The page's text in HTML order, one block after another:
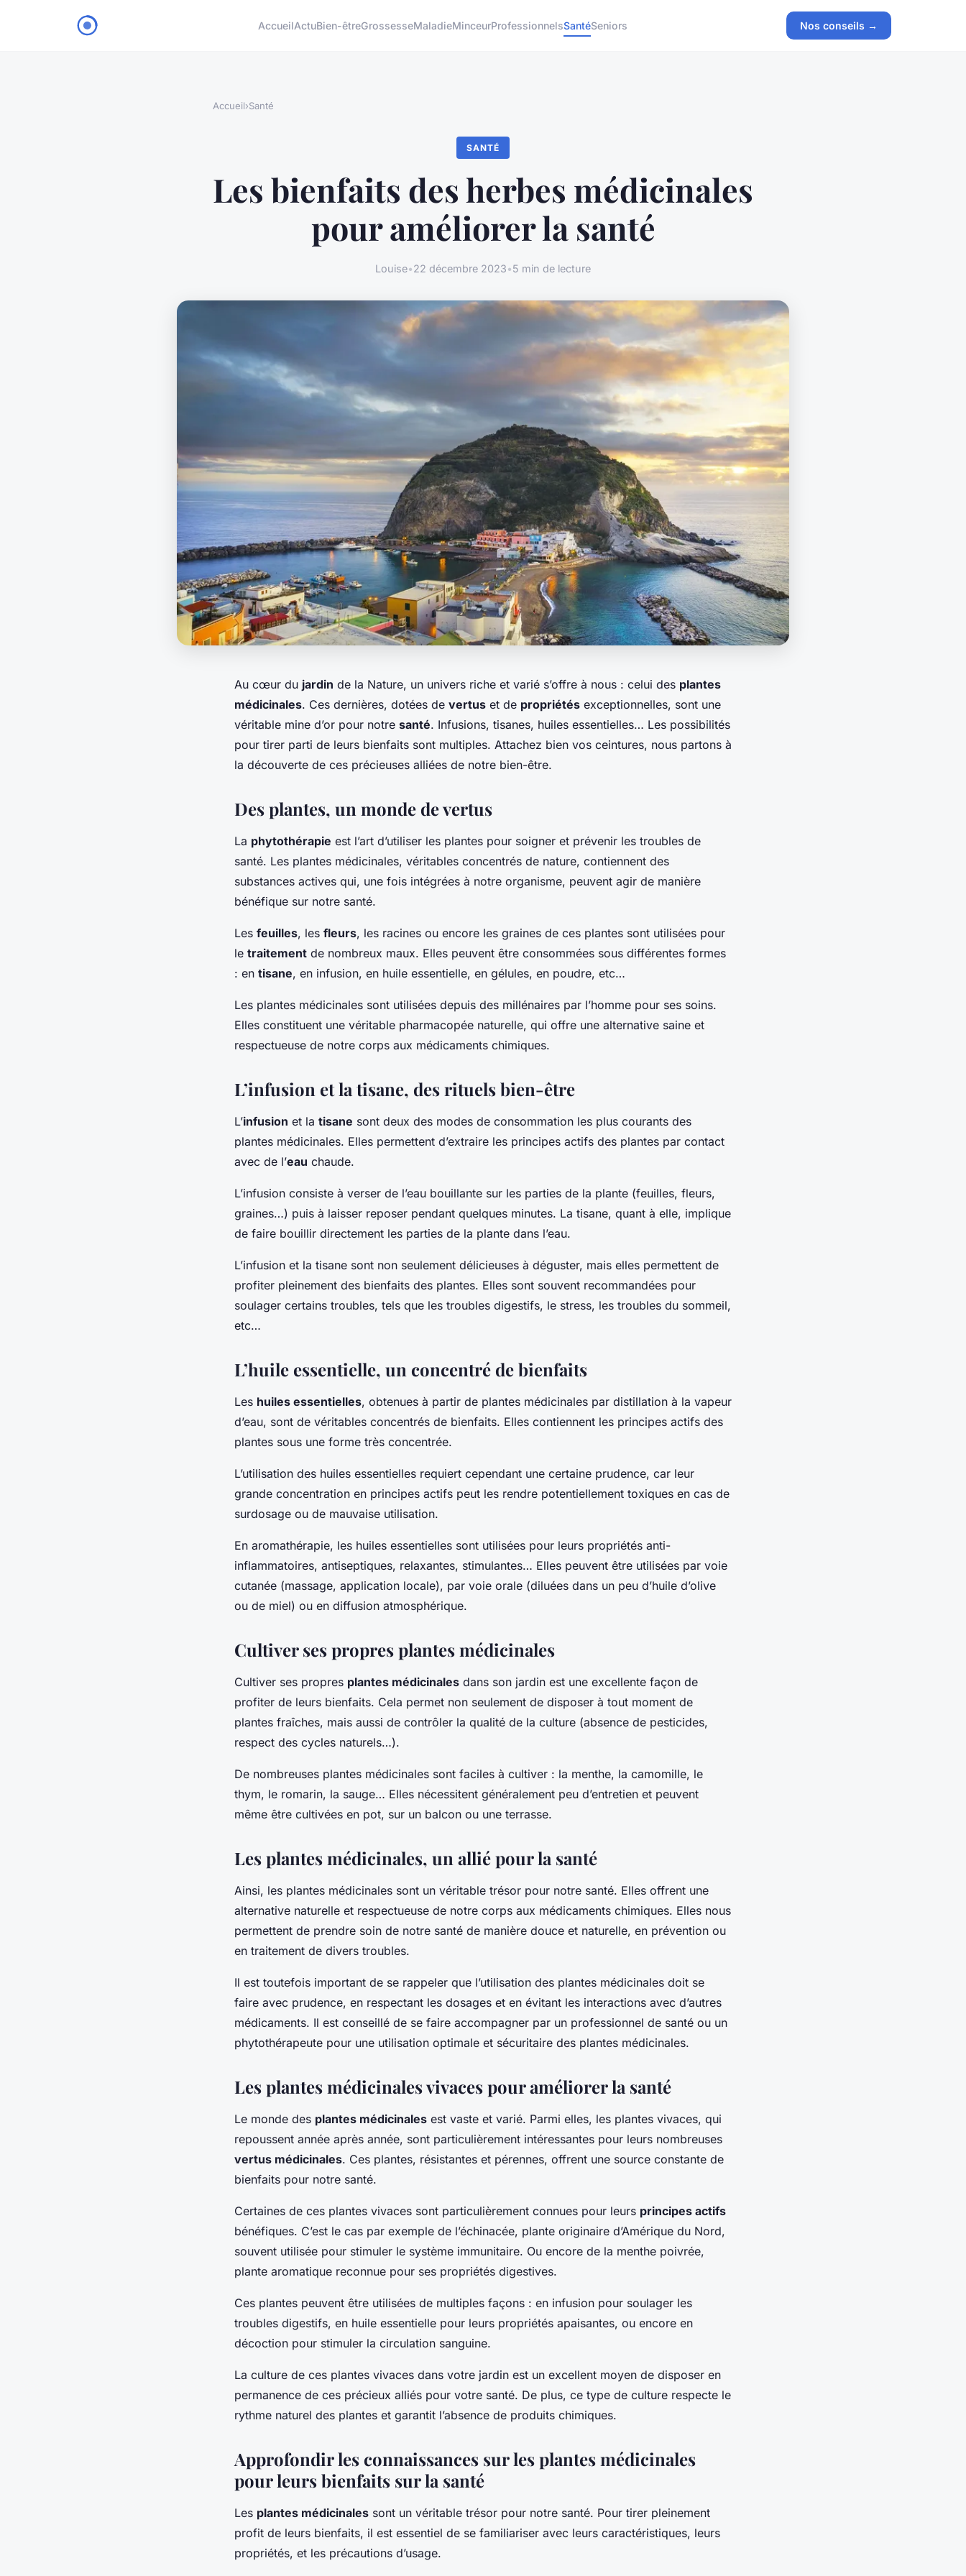
AccueilActuBien-êtreGrossesseMaladieMinceurProfessionnelsSantéSeniors Nos conseils →
Accueil›Santé
SANTÉ
Les bienfaits des herbes médicinales
pour améliorer la santé
Louise•22 décembre 2023•5 min de lecture
Au cœur du jardin de la Nature, un univers riche et varié s’offre à nous : celui des plantes
médicinales. Ces dernières, dotées de vertus et de propriétés exceptionnelles, sont une
véritable mine d’or pour notre santé. Infusions, tisanes, huiles essentielles… Les possibilités
pour tirer parti de leurs bienfaits sont multiples. Attachez bien vos ceintures, nous partons à
la découverte de ces précieuses alliées de notre bien-être.
Des plantes, un monde de vertus
La phytothérapie est l’art d’utiliser les plantes pour soigner et prévenir les troubles de
santé. Les plantes médicinales, véritables concentrés de nature, contiennent des
substances actives qui, une fois intégrées à notre organisme, peuvent agir de manière
bénéfique sur notre santé.
Les feuilles, les fleurs, les racines ou encore les graines de ces plantes sont utilisées pour
le traitement de nombreux maux. Elles peuvent être consommées sous différentes formes
: en tisane, en infusion, en huile essentielle, en gélules, en poudre, etc…
Les plantes médicinales sont utilisées depuis des millénaires par l’homme pour ses soins.
Elles constituent une véritable pharmacopée naturelle, qui offre une alternative saine et
respectueuse de notre corps aux médicaments chimiques.
L’infusion et la tisane, des rituels bien-être
L’infusion et la tisane sont deux des modes de consommation les plus courants des
plantes médicinales. Elles permettent d’extraire les principes actifs des plantes par contact
avec de l’eau chaude.
L’infusion consiste à verser de l’eau bouillante sur les parties de la plante (feuilles, fleurs,
graines…) puis à laisser reposer pendant quelques minutes. La tisane, quant à elle, implique
de faire bouillir directement les parties de la plante dans l’eau.
L’infusion et la tisane sont non seulement délicieuses à déguster, mais elles permettent de
profiter pleinement des bienfaits des plantes. Elles sont souvent recommandées pour
soulager certains troubles, tels que les troubles digestifs, le stress, les troubles du sommeil,
etc…
L’huile essentielle, un concentré de bienfaits
Les huiles essentielles, obtenues à partir de plantes médicinales par distillation à la vapeur
d’eau, sont de véritables concentrés de bienfaits. Elles contiennent les principes actifs des
plantes sous une forme très concentrée.
L’utilisation des huiles essentielles requiert cependant une certaine prudence, car leur
grande concentration en principes actifs peut les rendre potentiellement toxiques en cas de
surdosage ou de mauvaise utilisation.
En aromathérapie, les huiles essentielles sont utilisées pour leurs propriétés anti-
inflammatoires, antiseptiques, relaxantes, stimulantes… Elles peuvent être utilisées par voie
cutanée (massage, application locale), par voie orale (diluées dans un peu d’huile d’olive
ou de miel) ou en diffusion atmosphérique.
Cultiver ses propres plantes médicinales
Cultiver ses propres plantes médicinales dans son jardin est une excellente façon de
profiter de leurs bienfaits. Cela permet non seulement de disposer à tout moment de
plantes fraîches, mais aussi de contrôler la qualité de la culture (absence de pesticides,
respect des cycles naturels…).
De nombreuses plantes médicinales sont faciles à cultiver : la menthe, la camomille, le
thym, le romarin, la sauge… Elles nécessitent généralement peu d’entretien et peuvent
même être cultivées en pot, sur un balcon ou une terrasse.
Les plantes médicinales, un allié pour la santé
Ainsi, les plantes médicinales sont un véritable trésor pour notre santé. Elles offrent une
alternative naturelle et respectueuse de notre corps aux médicaments chimiques. Elles nous
permettent de prendre soin de notre santé de manière douce et naturelle, en prévention ou
en traitement de divers troubles.
Il est toutefois important de se rappeler que l’utilisation des plantes médicinales doit se
faire avec prudence, en respectant les dosages et en évitant les interactions avec d’autres
médicaments. Il est conseillé de se faire accompagner par un professionnel de santé ou un
phytothérapeute pour une utilisation optimale et sécuritaire des plantes médicinales.
Les plantes médicinales vivaces pour améliorer la santé
Le monde des plantes médicinales est vaste et varié. Parmi elles, les plantes vivaces, qui
repoussent année après année, sont particulièrement intéressantes pour leurs nombreuses
vertus médicinales. Ces plantes, résistantes et pérennes, offrent une source constante de
bienfaits pour notre santé.
Certaines de ces plantes vivaces sont particulièrement connues pour leurs principes actifs
bénéfiques. C’est le cas par exemple de l’échinacée, plante originaire d’Amérique du Nord,
souvent utilisée pour stimuler le système immunitaire. Ou encore de la menthe poivrée,
plante aromatique reconnue pour ses propriétés digestives.
Ces plantes peuvent être utilisées de multiples façons : en infusion pour soulager les
troubles digestifs, en huile essentielle pour leurs propriétés apaisantes, ou encore en
décoction pour stimuler la circulation sanguine.
La culture de ces plantes vivaces dans votre jardin est un excellent moyen de disposer en
permanence de ces précieux alliés pour votre santé. De plus, ce type de culture respecte le
rythme naturel des plantes et garantit l’absence de produits chimiques.
Approfondir les connaissances sur les plantes médicinales
pour leurs bienfaits sur la santé
Les plantes médicinales sont un véritable trésor pour notre santé. Pour tirer pleinement
profit de leurs bienfaits, il est essentiel de se familiariser avec leurs caractéristiques, leurs
propriétés, et les précautions d’usage.